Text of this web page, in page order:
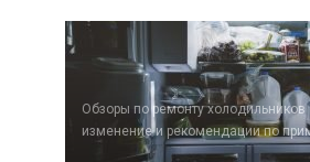
Обзоры по ремонту холодильников
изменение и рекомендации по